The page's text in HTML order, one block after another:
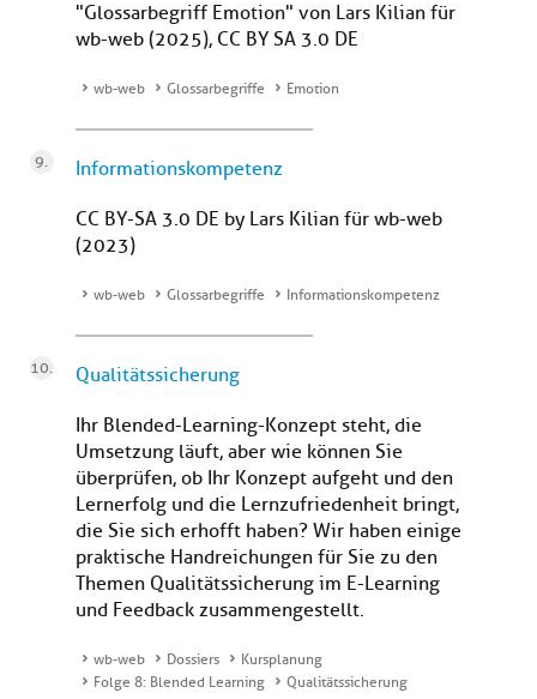
"Glossarbegriff Emotion" von Lars Kilian für
wb-web (2025), CC BY SA 3.0 DE
wb-web Glossarbegriffe Emotion
Informationskompetenz
CC BY-SA 3.0 DE by Lars Kilian für wb-web
(2023)
wb-web Glossarbegriffe Informationskompetenz
Qualitätssicherung
Ihr Blended-Learning-Konzept steht, die
Umsetzung läuft, aber wie können Sie
überprüfen, ob Ihr Konzept aufgeht und den
Lernerfolg und die Lernzufriedenheit bringt,
die Sie sich erhofft haben? Wir haben einige
praktische Handreichungen für Sie zu den
Themen Qualitätssicherung im E-Learning
und Feedback zusammengestellt.
wb-web Dossiers
Kursplanung
Folge 8: Blended Learning
Qualitätssicherung